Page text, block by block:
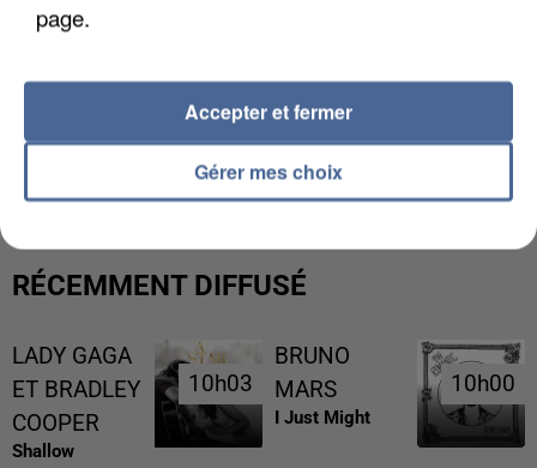
L’UN DES FONDATEURS SUPPOSÉS DE LA DZ
MAFIA INTERPELLÉ EN ALGÉRIE
RÉCEMMENT DIFFUSÉ
LADY GAGA
ET BRADLEY
COOPER
Shallow
10h03
10h03
BRUNO
MARS
I Just Might
10h00
10h00
page.
Gérer mes choix
Accepter et fermer